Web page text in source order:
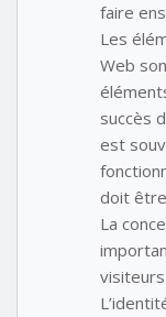
faire
Les
Web
succès
est
doit
La